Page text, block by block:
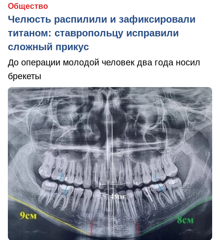
Общество
Челюсть распилили и зафиксировали
титаном: ставропольцу исправили
сложный прикус
До операции молодой человек два года носил
брекеты